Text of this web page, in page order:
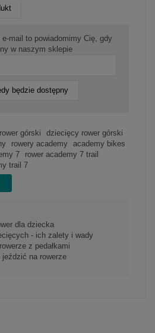
mail to powiadomimy Cię, gdy
w naszym sklepie
będzie dostępny
rower górski
dziecięcy rower górski
rowery academy
academy bikes
7
rower academy 7 trail
trail 7
dla dziecka
- ich zalety i wady
z pedałkami
na rowerze